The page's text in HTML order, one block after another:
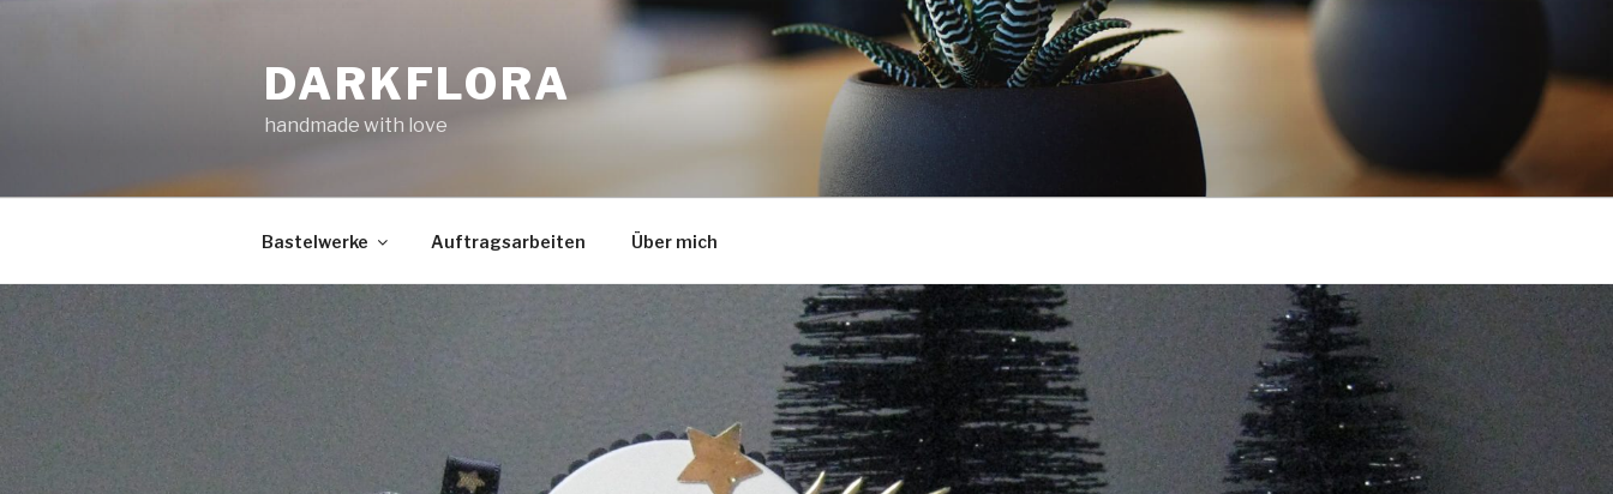
DARKFLORA
handmade with love
Bastelwerke Auftragsarbeiten Über mich